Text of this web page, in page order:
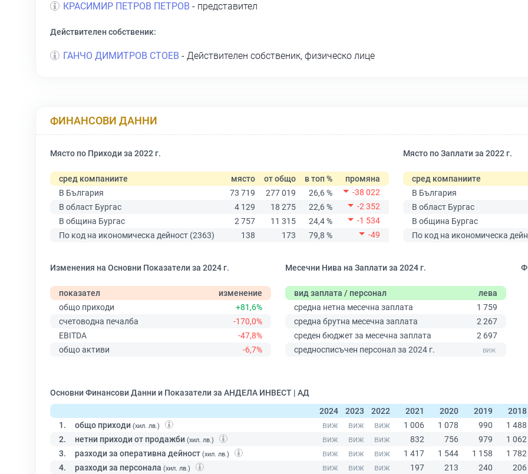
КРАСИМИР ПЕТРОВ ПЕТРОВ - представител
Действителен собственик:
ГАНЧО ДИМИТРОВ СТОЕВ - Действителен собственик, физическо лице
ФИНАНСОВИ ДАННИ
Място по Приходи за 2022 г.
сред компаниите място от общо в топ %
промяна
В България
73 719 277 019 26,6 %
-38 022
В област Бургас
4 129 18 275 22,6 %
-2 352
В община Бургас
2 757 11 315 24,4 %
-1 534
По код на икономическа дейност (2363)
138 173 79,8 % -49
Място по Заплати за 2022 г.
сред компаниите
В България
В област Бургас
В община Бургас
По код на икономическа
Изменения на Основни Показатели за 2024 г.
показател
изменение
общо приходи
+81,6%
счетоводна печалба
-170,0%
EBITDA
-47,8%
общо активи
-6,7%
Месечни Нива на Заплати за 2024 г.
вид заплата / персонал
лева
средна нетна месечна заплата
1 759
средна брутна месечна заплата
2 267
среден бюджет за месечна заплата
2 697
средносписъчен персонал за 2024 г.
Основни Финансови Данни и Показатели за АНДЕЛА ИНВЕСТ | АД
2024
2023 2022 2021 2020 2019
2018
1.
общо приходи (хил. лв.)
2. нетни приходи от продажби (хил. лв.)
3. разходи за оперативна дейност (хил. лв.)
4. разходи за персонала (хил. лв.)